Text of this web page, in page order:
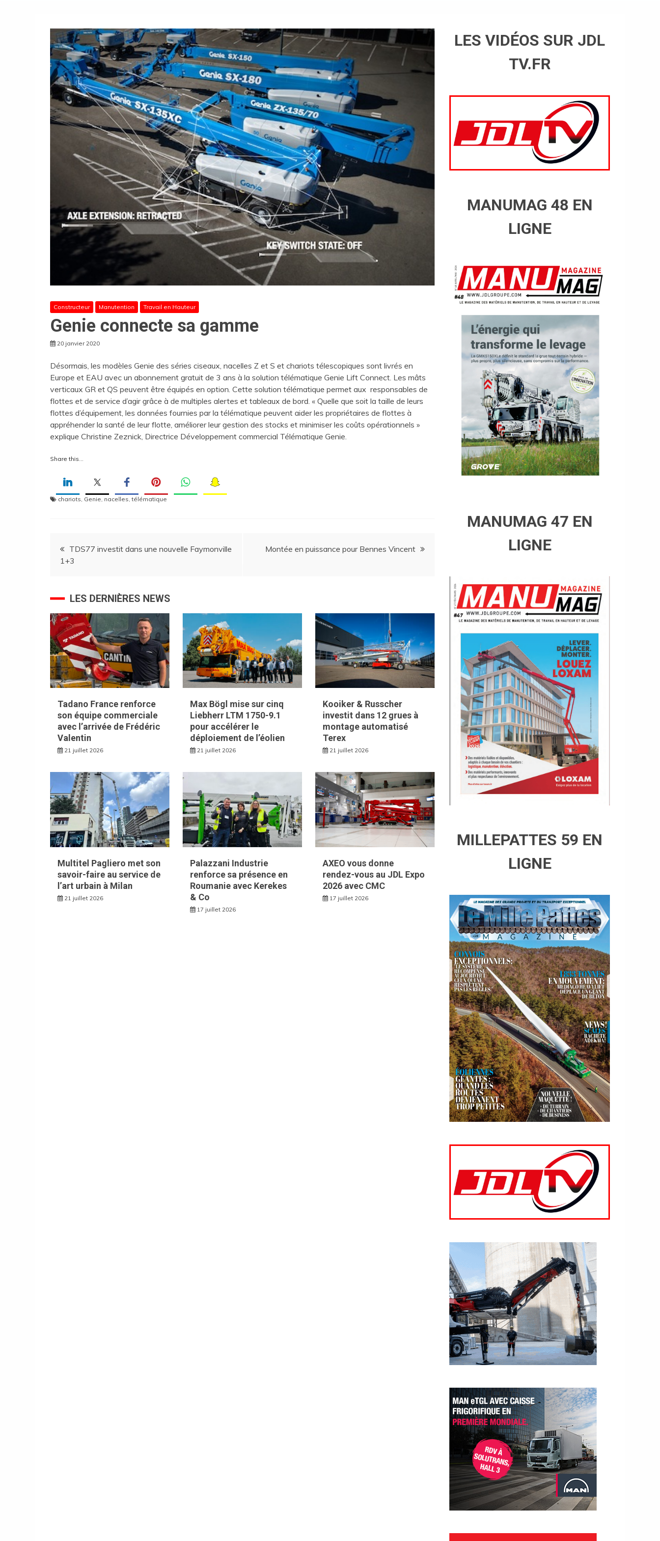
Constructeur Manutention Travail en Hauteur
Genie connecte sa gamme
20 janvier 2020
Désormais, les modèles Genie des séries ciseaux, nacelles Z et S et chariots télescopiques sont livrés en
Europe et EAU avec un abonnement gratuit de 3 ans à la solution télématique Genie Lift Connect. Les mâts
verticaux GR et QS peuvent être équipés en option. Cette solution télématique permet aux responsables de
flottes et de service d’agir grâce à de multiples alertes et tableaux de bord. « Quelle que soit la taille de leurs
flottes d’équipement, les données fournies par la télématique peuvent aider les propriétaires de flottes à
appréhender la santé de leur flotte, améliorer leur gestion des stocks et minimiser les coûts opérationnels »
explique Christine Zeznick, Directrice Développement commercial Télématique Genie.
Share this…
chariots Genie nacelles ,télématique
Navigation
de
l’article
TDS77 investit dans une nouvelle Faymonville
1+3
Montée en puissance pour Bennes Vincent
LES DERNIÈRES NEWS
Tadano France renforce
son équipe commerciale
avec l’arrivée de Frédéric
Valentin
21 juillet 2026
Max Bögl mise sur cinq
Liebherr LTM 1750-9.1
pour accélérer le
déploiement de l’éolien
21 juillet 2026
Kooiker & Russcher
investit dans 12 grues à
montage automatisé
Terex
21 juillet 2026
Multitel Pagliero met son
savoir-faire au service de
l’art urbain à Milan
21 juillet 2026
Palazzani Industrie
renforce sa présence en
Roumanie avec Kerekes
& Co
17 juillet 2026
AXEO vous donne
rendez-vous au JDL Expo
2026 avec CMC
17 juillet 2026
LES VIDÉOS SUR JDL
TV.FR
MANUMAG 48 EN
LIGNE
MANUMAG 47 EN
LIGNE
MILLEPATTES 59 EN
LIGNE